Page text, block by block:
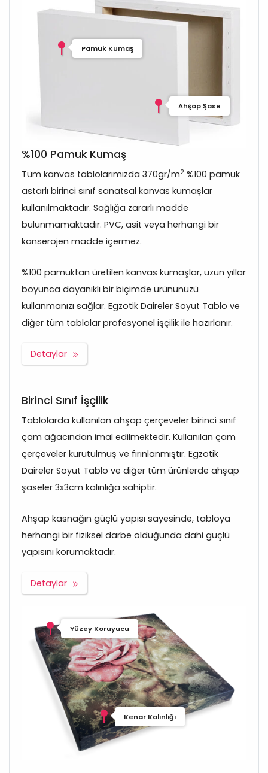
Pamuk Kumaş
Ahşap Şase
%100 Pamuk Kumaş
Tüm kanvas tablolarımızda 370gr/m2 %100 pamuk
astarlı birinci sınıf sanatsal kanvas kumaşlar
kullanılmaktadır. Sağlığa zararlı madde
bulunmamaktadır. PVC, asit veya herhangi bir
kanserojen madde içermez.
%100 pamuktan üretilen kanvas kumaşlar, uzun yıllar
boyunca dayanıklı bir biçimde ürününüzü
kullanmanızı sağlar. Egzotik Daireler Soyut Tablo ve
diğer tüm tablolar profesyonel işçilik ile hazırlanır.
Detaylar
Birinci Sınıf İşçilik
Tablolarda kullanılan ahşap çerçeveler birinci sınıf
çam ağacından imal edilmektedir. Kullanılan çam
çerçeveler kurutulmuş ve fırınlanmıştır. Egzotik
Daireler Soyut Tablo ve diğer tüm ürünlerde ahşap
şaseler 3x3cm kalınlığa sahiptir.
Ahşap kasnağın güçlü yapısı sayesinde, tabloya
herhangi bir fiziksel darbe olduğunda dahi güçlü
yapısını korumaktadır.
Detaylar
Yüzey Koruyucu
Kenar Kalınlığı